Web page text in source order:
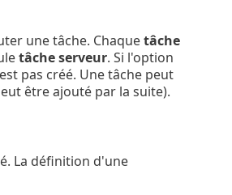
une tâche. Chaquetâche
tâche serveur. Si l'option
pas créé. Une tâche peut
être ajouté par la suite).
La définition d'une